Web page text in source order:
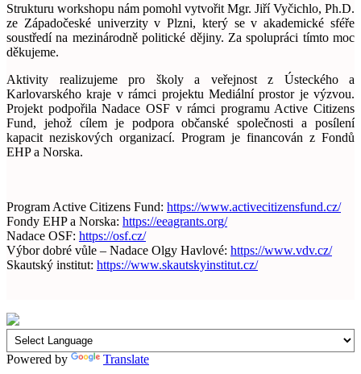
Strukturu workshopu nám pomohl vytvořit Mgr. Jiří Vyčichlo, Ph.D.
ze Západočeské univerzity v Plzni, který se v akademické sféře
soustředí na mezinárodně politické dějiny. Za spolupráci tímto moc
děkujeme.
Aktivity realizujeme pro školy a veřejnost z Ústeckého a
Karlovarského kraje v rámci projektu Mediální prostor je výzvou.
Projekt podpořila Nadace OSF v rámci programu Active Citizens
Fund, jehož cílem je podpora občanské společnosti a posílení
kapacit neziskových organizací. Program je financován z Fondů
EHP a Norska.
Program Active Citizens Fund: https://www.activecitizensfund.cz/
Fondy EHP a Norska: https://eeagrants.org/
Nadace OSF: https://osf.cz/
Výbor dobré vůle – Nadace Olgy Havlové: https://www.vdv.cz/
Skautský institut: https://www.skautskyinstitut.cz/
Powered by Translate